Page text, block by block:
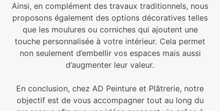
Ainsi, en complément des travaux traditionnels, nous
proposons également des options décoratives telles
que les moulures ou corniches qui ajoutent une
touche personnalisée à votre intérieur. Cela permet
non seulement d’embellir vos espaces mais aussi
d’augmenter leur valeur.
En conclusion, chez AD Peinture et Plâtrerie, notre
objectif est de vous accompagner tout au long du